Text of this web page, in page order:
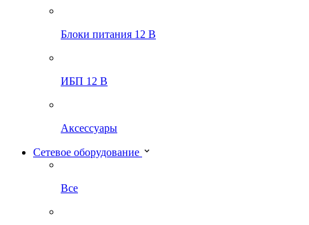
Блоки питания 12 В
ИБП 12 В
Аксессуары
Сетевое оборудование
Все